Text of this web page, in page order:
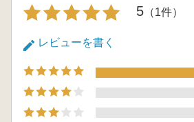
5 （1件）
レビューを書く